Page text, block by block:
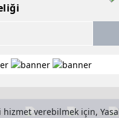
hizmet verebilmek için,